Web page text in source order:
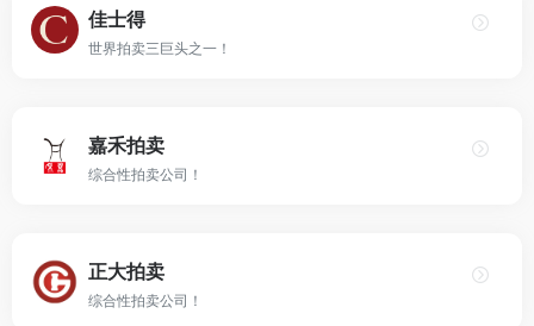
佳士得
世界拍卖三巨头之一！
嘉禾拍卖
综合性拍卖公司！
正大拍卖
综合性拍卖公司！